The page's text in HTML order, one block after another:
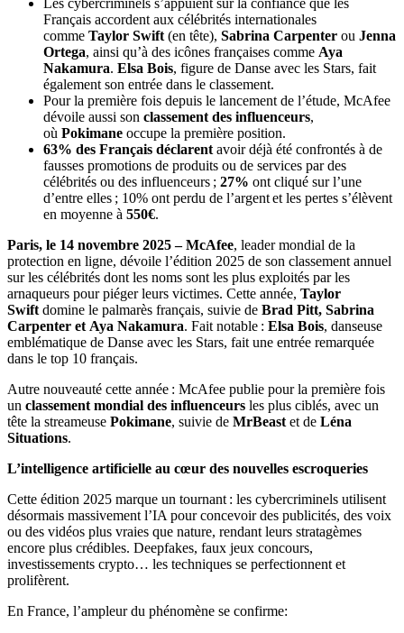
Les cybercriminels s’appuient sur la confiance que les
Français accordent aux célébrités internationales
comme Taylor Swift(en tête), Sabrina Carpenter ou Jenna
Ortega, ainsi qu’à des icônes françaises comme Aya
Nakamura. Elsa Bois, figure de Danse avec les Stars, fait
également son entrée dans le classement.
Pour la première fois depuis le lancement de l’étude, McAfee
dévoile aussi son classement des influenceurs,
où Pokimane occupe la première position.
63% des Français déclarentavoir déjà été confrontés à de
fausses promotions de produits ou de services par des
célébrités ou des influenceurs ; 27% ont cliqué sur l’une
d’entre elles ; 10% ont perdu de l’argent et les pertes s’élèvent
en moyenne à 550€.
Paris, le 14 novembre 2025 – McAfee, leader mondial de la
protection en ligne, dévoile l’édition 2025 de son classement annuel
sur les célébrités dont les noms sont les plus exploités par les
arnaqueurs pour piéger leurs victimes. Cette année, Taylor
Swiftdomine le palmarès français, suivie de Brad Pitt, Sabrina
Carpenter et Aya Nakamura. Fait notable : Elsa Bois, danseuse
emblématique de Danse avec les Stars, fait une entrée remarquée
dans le top 10 français.
Autre nouveauté cette année : McAfee publie pour la première fois
un classement mondial des influenceurs les plus ciblés, avec un
tête la streameuse Pokimane, suivie de MrBeastet de Léna
Situations.
L’intelligence artificielle au cœur des nouvelles escroqueries
Cette édition 2025 marque un tournant : les cybercriminels utilisent
désormais massivement l’IA pour concevoir des publicités, des voix
ou des vidéos plus vraies que nature, rendant leurs stratagèmes
encore plus crédibles. Deepfakes, faux jeux concours,
investissements crypto… les techniques se perfectionnent et
prolifèrent.
En France, l’ampleur du phénomène se confirme: